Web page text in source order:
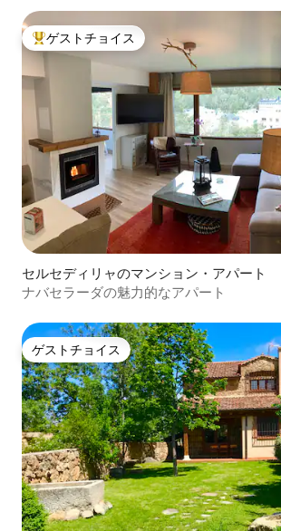
大好評のゲストチョイスです。
ゲストチョイス
セルセディリャのマンション・アパート
ナバセラーダの魅力的なアパート
ゲストチョイス
ゲストチョイス